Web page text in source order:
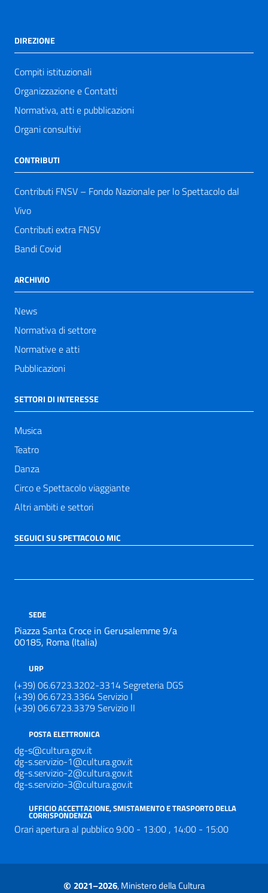
DIREZIONE
Compiti istituzionali
Organizzazione e Contatti
Normativa, atti e pubblicazioni
Organi consultivi
CONTRIBUTI
Contributi FNSV – Fondo Nazionale per lo Spettacolo dal
Vivo
Contributi extra FNSV
Bandi Covid
ARCHIVIO
News
Normativa di settore
Normative e atti
Pubblicazioni
SETTORI DI INTERESSE
Musica
Teatro
Danza
Circo e Spettacolo viaggiante
Altri ambiti e settori
SEGUICI SU SPETTACOLO MIC
SEDE
Piazza Santa Croce in Gerusalemme 9/a
00185, Roma (Italia)
URP
(+39) 06.6723.3202-3314 Segreteria DGS
(+39) 06.6723.3364 Servizio I
(+39) 06.6723.3379 Servizio II
POSTA ELETTRONICA
dg-s@cultura.gov.it
dg-s.servizio-1@cultura.gov.it
dg-s.servizio-2@cultura.gov.it
dg-s.servizio-3@cultura.gov.it
UFFICIO ACCETTAZIONE, SMISTAMENTO E TRASPORTO DELLA
CORRISPONDENZA
Orari apertura al pubblico 9:00 - 13:00 , 14:00 - 15:00
© 2021–2026, Ministero della Cultura